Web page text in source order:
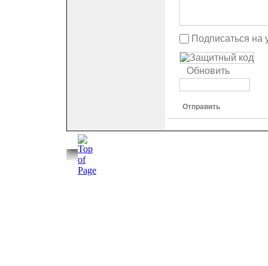
Подписаться
Обновить
Отправить